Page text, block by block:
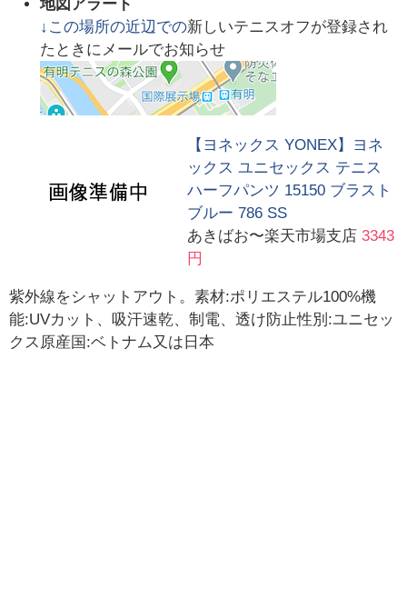
地図アラート
↓この場所の近辺での新しいテニスオフが登録され
たときにメールでお知らせ
【ヨネックス YONEX】ヨネ
ックス ユニセックス テニス
ハーフパンツ 15150 ブラスト
ブルー 786 SS
あきばお〜楽天市場支店 3343
円
紫外線をシャットアウト。素材:ポリエステル100%機
能:UVカット、吸汗速乾、制電、透け防止性別:ユニセッ
クス原産国:ベトナム又は日本